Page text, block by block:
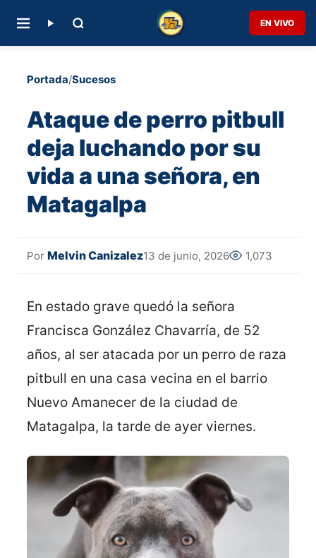
EN VIVO
Portada/Sucesos
Ataque de perro pitbull
deja luchando por su
vida a una señora, en
Matagalpa
Por Melvin Canizalez13 de junio, 2026 1,073
En estado grave quedó la señora
Francisca González Chavarría, de 52
años, al ser atacada por un perro de raza
pitbull en una casa vecina en el barrio
Nuevo Amanecer de la ciudad de
Matagalpa, la tarde de ayer viernes.